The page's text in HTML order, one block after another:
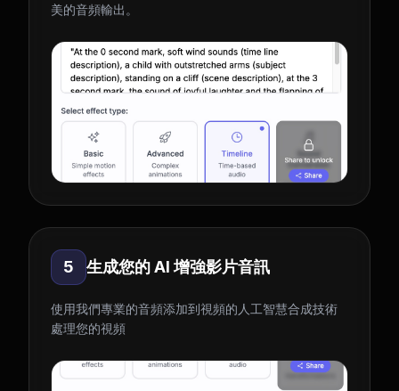
美的音頻輸出。
5 生成您的 AI 增強影片音訊
使用我們專業的音頻添加到視頻的人工智慧合成技術
處理您的視頻